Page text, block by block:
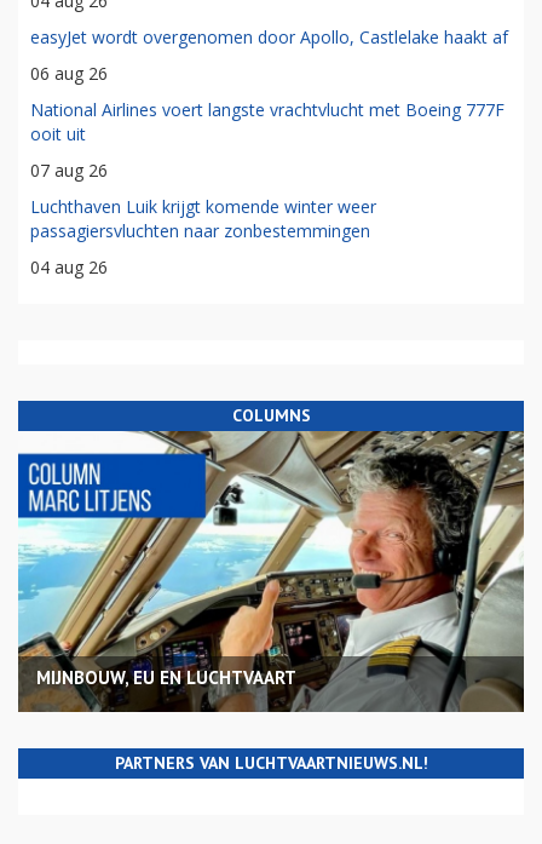
easyJet wordt overgenomen door Apollo, Castlelake haakt af
06 aug 26
National Airlines voert langste vrachtvlucht met Boeing 777F
ooit uit
07 aug 26
Luchthaven Luik krijgt komende winter weer
passagiersvluchten naar zonbestemmingen
04 aug 26
COLUMNS
MIJNBOUW, EU EN LUCHTVAART
PARTNERS VAN LUCHTVAARTNIEUWS.NL!